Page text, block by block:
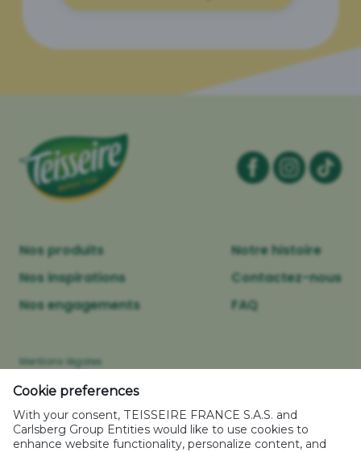
Nos produits
Nos inspirations
Nos engagements
Notre histoire
Contactez-nous
FAQ
Politique relative aux cookies
Politique de confidentialité
Plan de site
Cookie preferences
With your consent, TEISSEIRE FRANCE S.A.S. and
Carlsberg Group Entities would like to use cookies to
enhance website functionality, personalize content, and